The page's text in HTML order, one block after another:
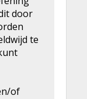
door
te
of